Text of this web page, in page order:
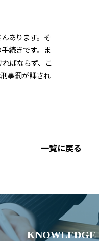
あります。そ
続きです。ま
ばならず、こ
事罰が課され
一覧に戻る
KNOWLEDGE